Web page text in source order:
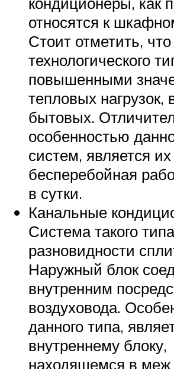
относятся к
Стоит отметить,
технологического
повышенными
тепловых нагрузок,
бытовых.
особенностью
систем, является их
бесперебойная
в сутки.
Канальные
Система такого
разновидности
Наружный блок
внутренним
воздуховода.
данного типа,
внутреннему блоку,
находящемся в меж